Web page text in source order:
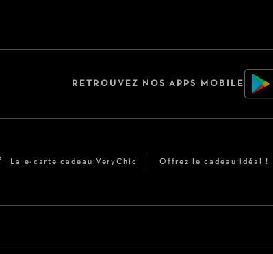
RETROUVEZ NOS APPS MOBILE
La e-carte cadeau VeryChic Offrez le cadeau idéal !